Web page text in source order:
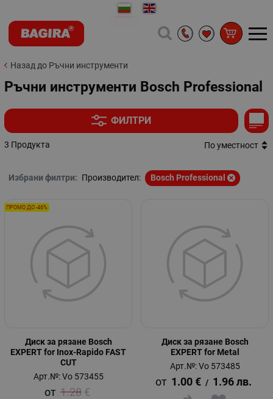
Назад до Ръчни инструменти
Ръчни инструменти Bosch Professional
ФИЛТРИ
3 Продукта По уместност
Избрани филтри: Производител: Bosch Professional
Диск за рязане Bosch
EXPERT for Inox-Rapido FAST
CUT
Арт.№: Vo 573455
1.28 €
ПРОМО ДО -46%
Диск за рязане Bosch
EXPERT for Metal
Арт.№: Vo 573485
1.00 € / 1.96 лв.